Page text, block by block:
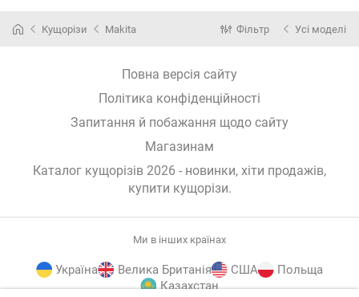
Кущорізи Makita Фільтр Усі моделі
Повна версія сайту
Політика конфіденційності
Запитання й побажання щодо сайту
Магазинам
Каталог кущорізів 2026 - новинки, хіти продажів,
купити кущорізи.
Ми в інших країнах
Україна Велика Британія США
Польща
Казахстан